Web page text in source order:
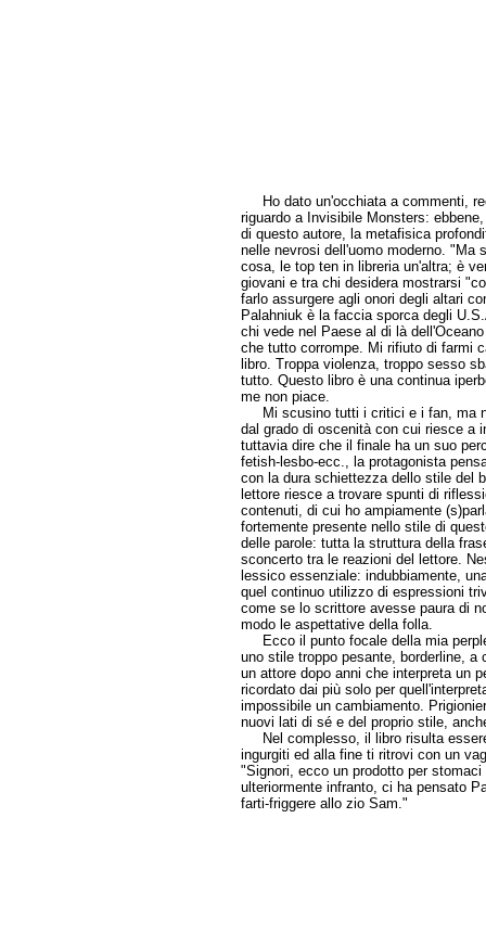
Ho dato un'occhiata a commenti,
riguardo a Invisibile Monsters:
di questo autore, la metafisica
nelle nevrosi dell'uomo moderno. "Ma
cosa, le top ten in libreria un'altra; è
giovani e tra chi desidera mostrarsi
farlo assurgere agli onori degli altari
Palahniuk è la faccia sporca degli
chi vede nel Paese al di là
che tutto corrompe. Mi rifiuto di farmi
libro. Troppa violenza, troppo sesso
tutto. Questo libro è una continua
me non piace.
Mi scusino tutti i critici e i fan, ma
dal grado di oscenità con cui riesce a
tuttavia dire che il finale ha un suo
fetish-lesbo-ecc., la protagonista
con la dura schiettezza dello stile del
lettore riesce a trovare spunti di
contenuti, di cui ho ampiamente
fortemente presente nello stile di
delle parole: tutta la struttura della
sconcerto tra le reazioni del lettore.
lessico essenziale: indubbiamente,
quel continuo utilizzo di espressioni
come se lo scrittore avesse paura di
modo le aspettative della folla.
Ecco il punto focale della mia
uno stile troppo pesante, borderline,
un attore dopo anni che interpreta un
ricordato dai più solo per
impossibile un cambiamento.
nuovi lati di sé e del proprio stile,
Nel complesso, il libro risulta
ingurgiti ed alla fine ti ritrovi con un
"Signori, ecco un prodotto per
ulteriormente infranto, ci ha pensato
farti-friggere allo zio Sam."